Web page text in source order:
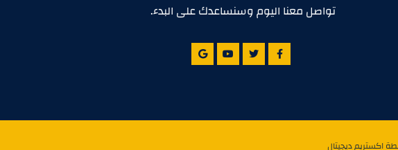
تواصل معنا اليوم وسنساعدك على البدء.